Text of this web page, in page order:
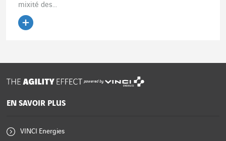
mixité des...
powered by
EN SAVOIR PLUS
VINCI Energies